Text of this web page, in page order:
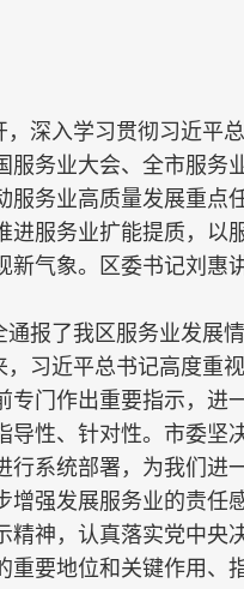
深入学习贯彻习近平
务业大会、全市服务
务业高质量发展重点
进服务业扩能提质，以
新气象。区委书记刘惠
报了我区服务业发展
习近平总书记高度重
门作出重要指示，进
导性、针对性。市委坚
系统部署，为我们进
强发展服务业的责任
精神，认真落实党中央
要地位和关键作用、